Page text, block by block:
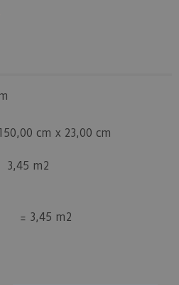
cm x 23,00 cm
3,45 m2
= 3,45 m2